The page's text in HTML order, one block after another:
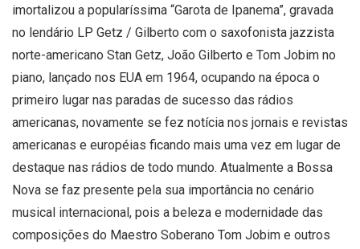
imortalizou a popularíssima “Garota de Ipanema”, gravada
no lendário LP Getz / Gilberto com o saxofonista jazzista
norte-americano Stan Getz, João Gilberto e Tom Jobim no
piano, lançado nos EUA em 1964, ocupando na época o
primeiro lugar nas paradas de sucesso das rádios
americanas, novamente se fez notícia nos jornais e revistas
americanas e européias ficando mais uma vez em lugar de
destaque nas rádios de todo mundo. Atualmente a Bossa
Nova se faz presente pela sua importância no cenário
musical internacional, pois a beleza e modernidade das
composições do Maestro Soberano Tom Jobim e outros